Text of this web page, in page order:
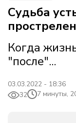
Судьба
Когда
"после"...
03.03.2022 - 18:36
32
7 минуты,